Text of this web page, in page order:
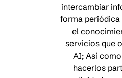
intercambiar
forma
el
servicios que
AI; Así
hacerlos